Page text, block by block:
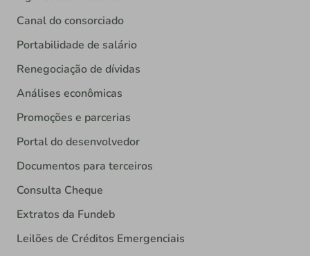
Canal do consorciado
Portabilidade de salário
Renegociação de dívidas
Análises econômicas
Promoções e parcerias
Portal do desenvolvedor
Documentos para terceiros
Consulta Cheque
Extratos da Fundeb
Leilões de Créditos Emergenciais